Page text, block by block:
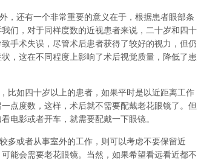
，还有一个非常重要的意义在于，根据患者眼部条
们，对于同样度数的近视患者来说，二十岁和四十
手术失误，尽管术后患者获得了较好的视力，但仍
，这在不同程度上影响了术后视觉质量，降低了患
比如四十岁以上的患者，如果平时是以近距离工作
点度数，这样，术后就不需要配戴老花眼镜了。但
电影或者开车，就需要配戴一下眼镜。
多或者从事室外的工作，则可以考虑不要保留近
能会需要老花眼镜。当然，如果希望看远看近都不